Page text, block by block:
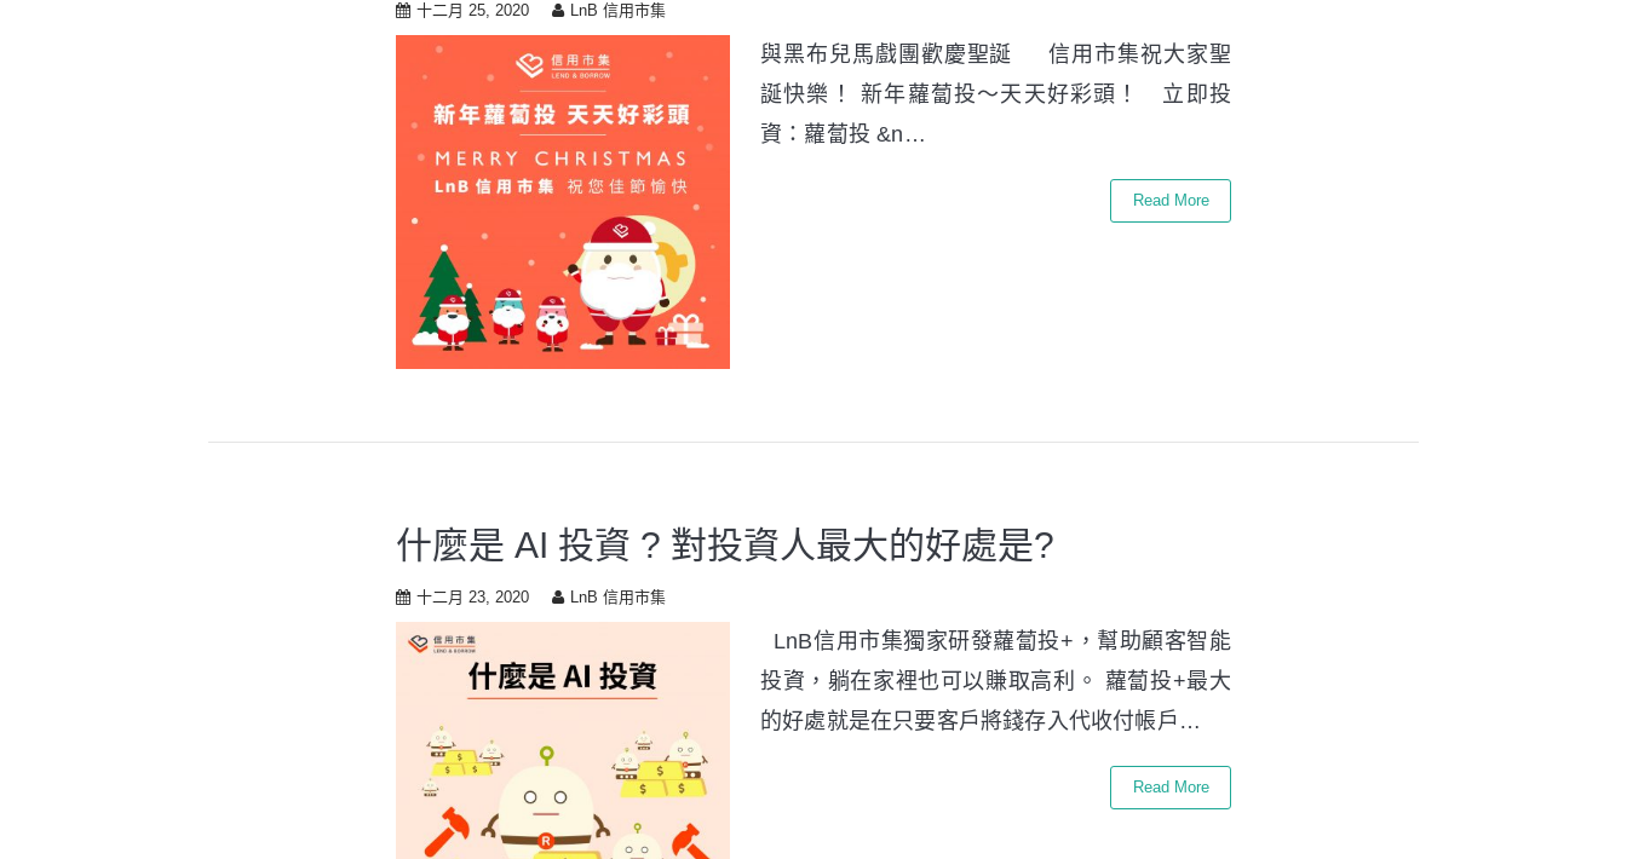
十二月 25, 2020 LnB 信用市集
與黑布兒馬戲團歡慶聖誕 信用市集祝大家聖
誕快樂！ 新年蘿蔔投～天天好彩頭！ 立即投
資：蘿蔔投 &n…
Read More
什麼是 AI 投資 ? 對投資人最大的好處是?
十二月 23, 2020 LnB 信用市集
LnB信用市集獨家研發蘿蔔投+，幫助顧客智能
投資，躺在家裡也可以賺取高利。 蘿蔔投+最大
的好處就是在只要客戶將錢存入代收付帳戶…
Read More